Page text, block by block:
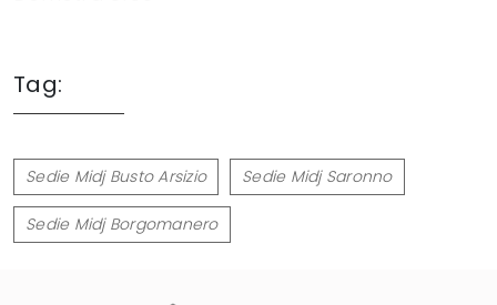
Tag:
Sedie Midj Busto Arsizio Sedie Midj Saronno
Sedie Midj Borgomanero